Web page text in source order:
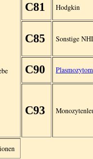
C81 Hodgkin
C85 Sonstige
C90 Plasmozytom
C93